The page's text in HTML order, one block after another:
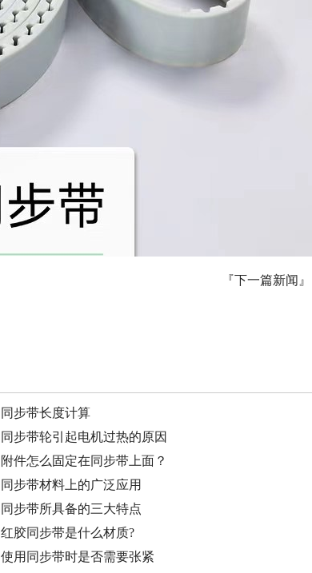
『下一篇新闻』
同步带长度计算
同步带轮引起电机过热的原因
附件怎么固定在同步带上面？
同步带材料上的广泛应用
同步带所具备的三大特点
红胶同步带是什么材质?
使用同步带时是否需要张紧